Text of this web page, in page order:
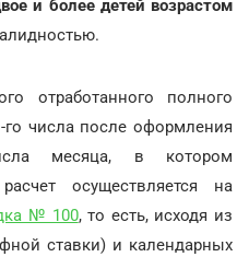
и более детей возрастом
отработанного полного
числа после оформления
месяца, в котором
осуществляется на
№ 100, то есть, исходя из
ставки) и календарных